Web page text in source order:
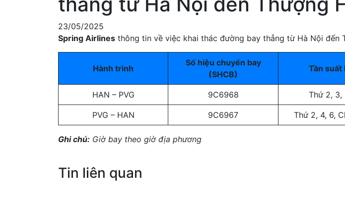
23/05/2025
Spring Airlines thông tin về việc khai thác đường bay thẳng từ Hà Nội đến
Hành trình
Số hiệu chuyến bay
(SHCB)
Tần suất
HAN – PVG 9C6968 Thứ 2, 3,
PVG – HAN 9C6967 Thứ 2, 4, 6,
Ghi chú: Giờ bay theo giờ địa phương
Tin liên quan